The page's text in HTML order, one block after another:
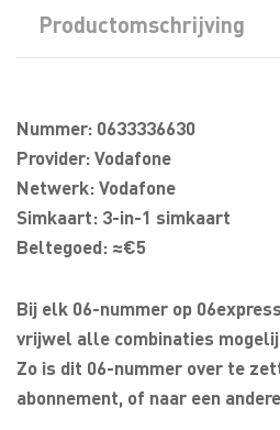
Productomschrijving
Nummer: 0633336630
Provider: Vodafone
Netwerk: Vodafone
Simkaart: 3-in-1 simkaart
Beltegoed: ≈€5
Bij elk 06-nummer op
vrijwel alle combinaties
Zo is dit 06-nummer over te
abonnement, of naar een